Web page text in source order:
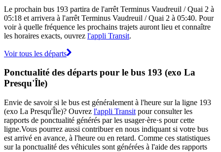
Le prochain bus 193 partira de l'arrêt Terminus Vaudreuil / Quai 2 à
05:18 et arrivera à l'arrêt Terminus Vaudreuil / Quai 2 à 05:40. Pour
voir à quelle fréquence les prochains trajets auront lieu et connaître
les horaires exacts, ouvrez l'appli Transit.
Voir tous les départs
Ponctualité des départs pour le bus 193 (exo La
Presqu'Île)
Envie de savoir si le bus est généralement à l'heure sur la ligne 193
(exo La Presqu'Île)? Ouvrez l'appli Transit pour consulter les
rapports de ponctualité générés par les usager·ère·s pour cette
ligne.Vous pourrez aussi contribuer en nous indiquant si votre bus
est arrivé en avance, à l'heure ou en retard. Comme ces statistiques
sur la ponctualité des véhicules sont générées à l'aide des rapports